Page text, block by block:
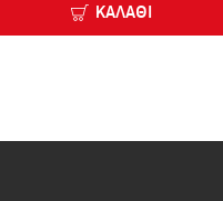
ΚΑΛΆΘΙ